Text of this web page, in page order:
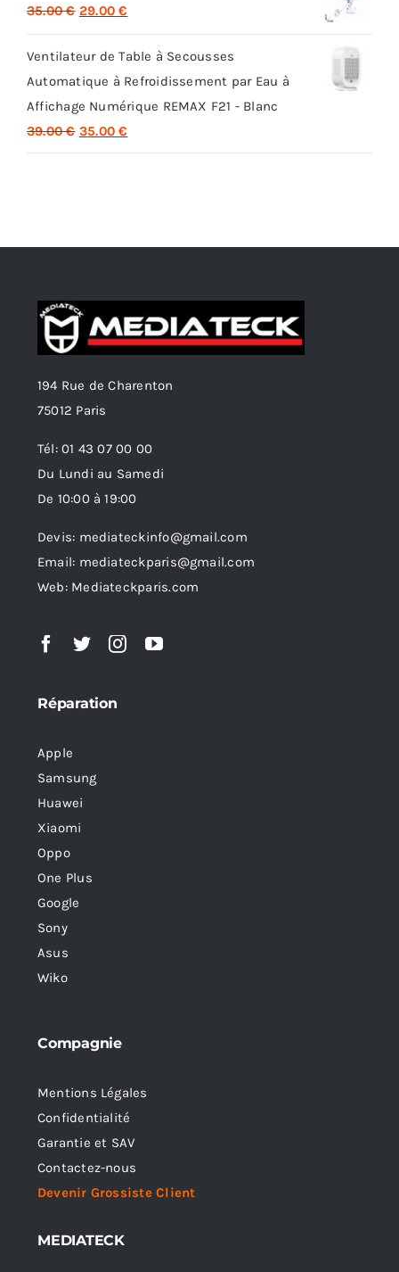
était :
35.00€ Le
initial
était :
35.00 €.
29.00€
actuel
est :
29.00 €.
Ventilateur de Table à Secousses
Automatique à Refroidissement par Eau à
Affichage Numérique REMAX F21 - Blanc
39.00€ Le
35.00€
194 Rue de Charenton
75012 Paris
Tél: 01 43 07 00 00
Du Lundi au Samedi
De 10:00 à 19:00
Devis: mediateckinfo@gmail.com
Email: mediateckparis@gmail.com
Web: Mediateckparis.com
Réparation
Apple
Samsung
Huawei
Xiaomi
Oppo
One Plus
Google
Sony
Asus
Wiko
Compagnie
Mentions Légales
Confidentialité
Garantie et SAV
Contactez-nous
Devenir Grossiste Client
MEDIATECK